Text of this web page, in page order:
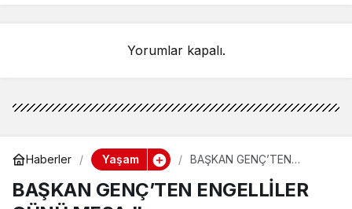
Yorumlar kapalı.
Haberler Yaşam
BAŞKAN GENÇ’TEN
BAŞKAN GENÇ’TEN ENGELLİLER